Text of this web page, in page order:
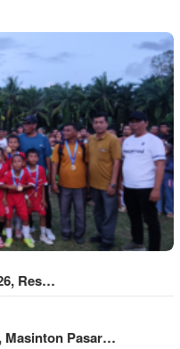
Res…
Masinton Pasar…